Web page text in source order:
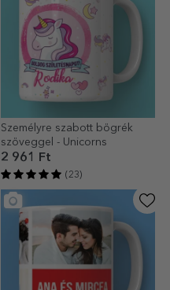
Személyre szabott bögrék
szöveggel - Unicorns
2 961 Ft
(23)